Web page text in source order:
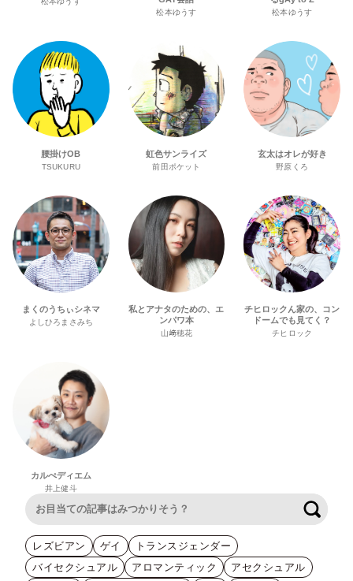
松本ゆうす 松本ゆうす
腰掛けOB
TSUKURU
虹色サンライズ
前田ポケット
玄太はオレが好き
野原くろ
まくのうちぃシネマ
よしひろまさみち
私とアナタのための、エ
ンパワ本
山﨑穂花
チヒロックん家の、コン
ドームでも見てく？
チヒロック
カルぺディエム
井上健斗
レズビアン ゲイ
トランスジェンダー
バイセクシュアル
アロマンティック
アセクシュアル